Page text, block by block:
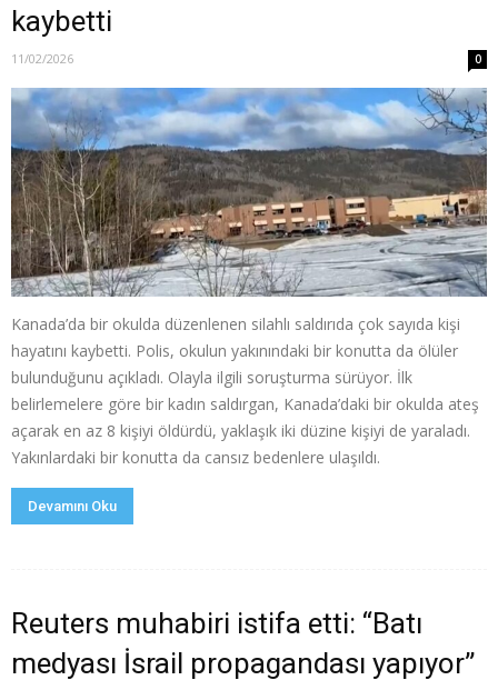
kaybetti
11/02/2026 0
Kanada’da bir okulda düzenlenen silahlı saldırıda çok sayıda kişi
hayatını kaybetti. Polis, okulun yakınındaki bir konutta da ölüler
bulunduğunu açıkladı. Olayla ilgili soruşturma sürüyor. İlk
belirlemelere göre bir kadın saldırgan, Kanada’daki bir okulda ateş
açarak en az 8 kişiyi öldürdü, yaklaşık iki düzine kişiyi de yaraladı.
Yakınlardaki bir konutta da cansız bedenlere ulaşıldı.
Devamını Oku
Reuters muhabiri istifa etti: “Batı
medyası İsrail propagandası yapıyor”